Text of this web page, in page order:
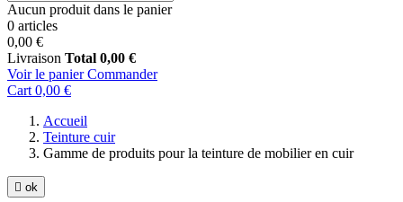
Aucun produit dans le panier
0 articles
0,00 €
Livraison Total 0,00 €
Voir le panier Commander
Cart 0,00 €
Accueil
Teinture cuir
Gamme de produits pour la teinture de mobilier en cuir
 ok